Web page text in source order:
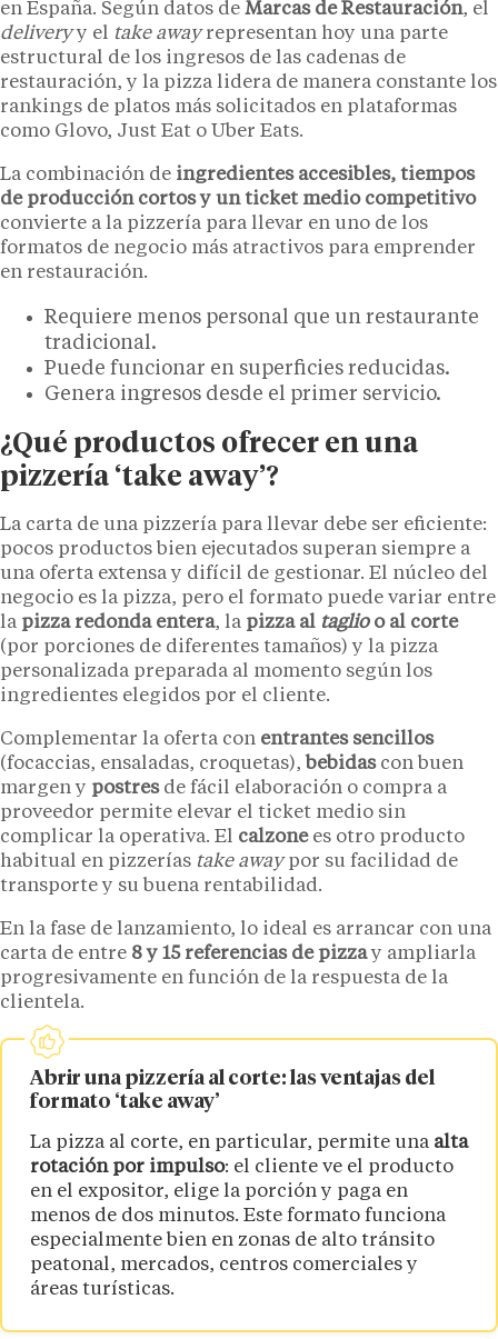
en España. Según datos de Marcas de Restauración, el
deliveryy el take awayrepresentan hoy una parte
estructural de los ingresos de las cadenas de
restauración, y la pizza lidera de manera constante los
rankings de platos más solicitados en plataformas
como Glovo, Just Eat o Uber Eats.
La combinación de ingredientes accesibles, tiempos
de producción cortos y un ticket medio competitivo
convierte a la pizzería para llevar en uno de los
formatos de negocio más atractivos para emprender
en restauración.
Requiere menos personal que un restaurante
tradicional.
Puede funcionar en superficies reducidas.
Genera ingresos desde el primer servicio.
¿Qué productos ofrecer en una
pizzería ‘take away’?
La carta de una pizzería para llevar debe ser eficiente:
pocos productos bien ejecutados superan siempre a
una oferta extensa y difícil de gestionar. El núcleo del
negocio es la pizza, pero el formato puede variar entre
la pizza redonda entera, la pizza al taglioo al corte
(por porciones de diferentes tamaños) y la pizza
personalizada preparada al momento según los
ingredientes elegidos por el cliente.
Complementar la oferta con entrantes sencillos
(focaccias, ensaladas, croquetas), bebidascon buen
margen y postresde fácil elaboración o compra a
proveedor permite elevar el ticket medio sin
complicar la operativa. El calzonees otro producto
habitual en pizzerías take awaypor su facilidad de
transporte y su buena rentabilidad.
En la fase de lanzamiento, lo ideal es arrancar con una
carta de entre 8 y 15 referencias de pizzay ampliarla
progresivamente en función de la respuesta de la
clientela.
Abrir una pizzería al corte: las ventajas del
formato ‘take away’
La pizza al corte, en particular, permite una alta
rotación por impulso: el cliente ve el producto
en el expositor, elige la porción y paga en
menos de dos minutos. Este formato funciona
especialmente bien en zonas de alto tránsito
peatonal, mercados, centros comerciales y
áreas turísticas.